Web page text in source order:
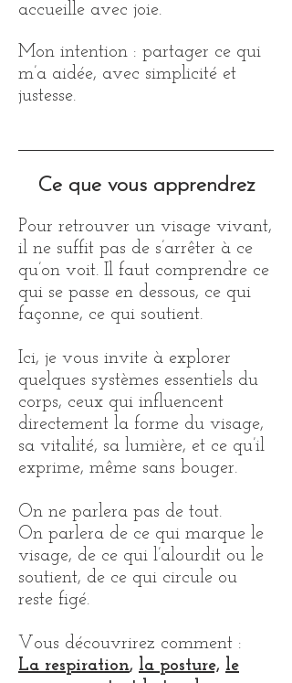
accueille avec joie.
Mon intention : partager ce qui
m’a aidée, avec simplicité et
justesse.
Ce que vous apprendrez
Pour retrouver un visage vivant,
il ne suffit pas de s’arrêter à ce
qu’on voit. Il faut comprendre ce
qui se passe en dessous, ce qui
façonne, ce qui soutient.
Ici, je vous invite à explorer
quelques systèmes essentiels du
corps, ceux qui influencent
directement la forme du visage,
sa vitalité, sa lumière, et ce qu’il
exprime, même sans bouger.
On ne parlera pas de tout.
On parlera de ce qui marque le
visage, de ce qui l’alourdit ou le
soutient, de ce qui circule ou
reste figé.
Vous découvrirez comment :
La respiration, la posture, le